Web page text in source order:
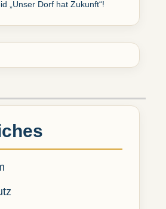
„Unser Dorf hat Zukunft“!